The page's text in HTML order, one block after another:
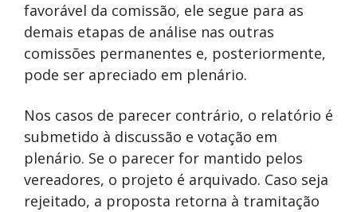
favorável da comissão, ele segue para as
demais etapas de análise nas outras
comissões permanentes e, posteriormente,
pode ser apreciado em plenário.
Nos casos de parecer contrário, o relatório é
submetido à discussão e votação em
plenário. Se o parecer for mantido pelos
vereadores, o projeto é arquivado. Caso seja
rejeitado, a proposta retorna à tramitação